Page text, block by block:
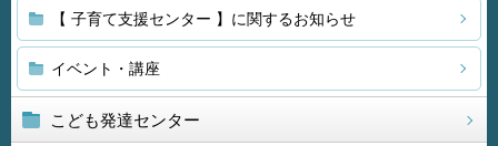
【 子育て支援センター 】に関するお知らせ
イベント・講座
こども発達センター